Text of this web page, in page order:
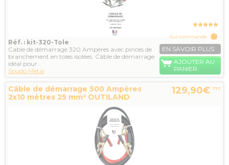
Réf. : kit-320-Tole
Cable de démarrage 320 Ampères avec pinces de
branchement en toles isolées. Câble de démarrage
idéal pour...
Soudo Metal
Sur commande
EN SAVOIR PLUS
AJOUTER AU
PANIER
Câble de démarrage 500 Ampères
2x10 mètres 25 mm² OUTILAND
129,90€ TTC